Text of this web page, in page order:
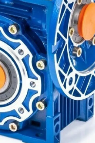
Промышленные
Оборудование
Телескопические
Промышленные
Дробильно-